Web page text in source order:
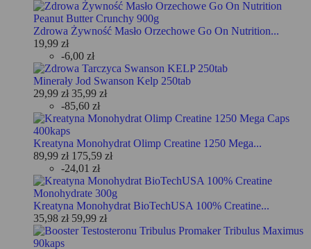
Zdrowa Żywność Masło Orzechowe Go On Nutrition...
19,99 zł
-6,00 zł
Minerały Jod Swanson Kelp 250tab
29,99 zł 35,99 zł
-85,60 zł
Kreatyna Monohydrat Olimp Creatine 1250 Mega...
89,99 zł 175,59 zł
-24,01 zł
Kreatyna Monohydrat BioTechUSA 100% Creatine...
35,98 zł 59,99 zł